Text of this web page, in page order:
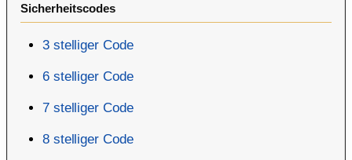
Sicherheitscodes
3 stelliger Code
6 stelliger Code
7 stelliger Code
8 stelliger Code